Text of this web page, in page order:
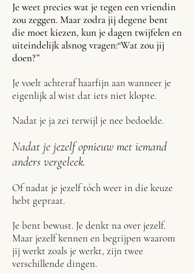
Je weet precies wat je tegen een vriendin
zou zeggen. Maar zodra jij degene bent
die moet kiezen, kun je dagen twijfelen en
uiteindelijk alsnog vragen:“Wat zou jij
doen?”
Je voelt achteraf haarfijn aan wanneer je
eigenlijk al wist dat iets niet klopte.
Nadat je ja zei terwijl je nee bedoelde.
Nadat je jezelf opnieuw met iemand
anders vergeleek.
Of nadat je jezelf tóch weer in die keuze
hebt gepraat.
Je bent bewust. Je denkt na over jezelf.
Maar jezelf kennen en begrijpen waarom
jij werkt zoals je werkt, zijn twee
verschillende dingen.